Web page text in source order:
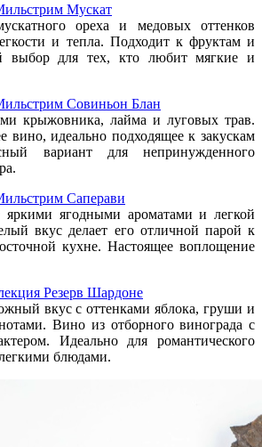
Мускат
ореха и медовых оттенков
и тепла. Подходит к фруктам и
выбор для тех, кто любит мягкие и
Совиньон Блан
крыжовника, лайма и луговых трав.
вино, идеально подходящее к закускам
вариант для непринужденного
Саперави
ягодными ароматами и легкой
вкус делает его отличной парой к
кухне. Настоящее воплощение
Резерв Шардоне
вкус с оттенками яблока, груши и
Вино из отборного винограда с
Идеально для романтического
блюдами.